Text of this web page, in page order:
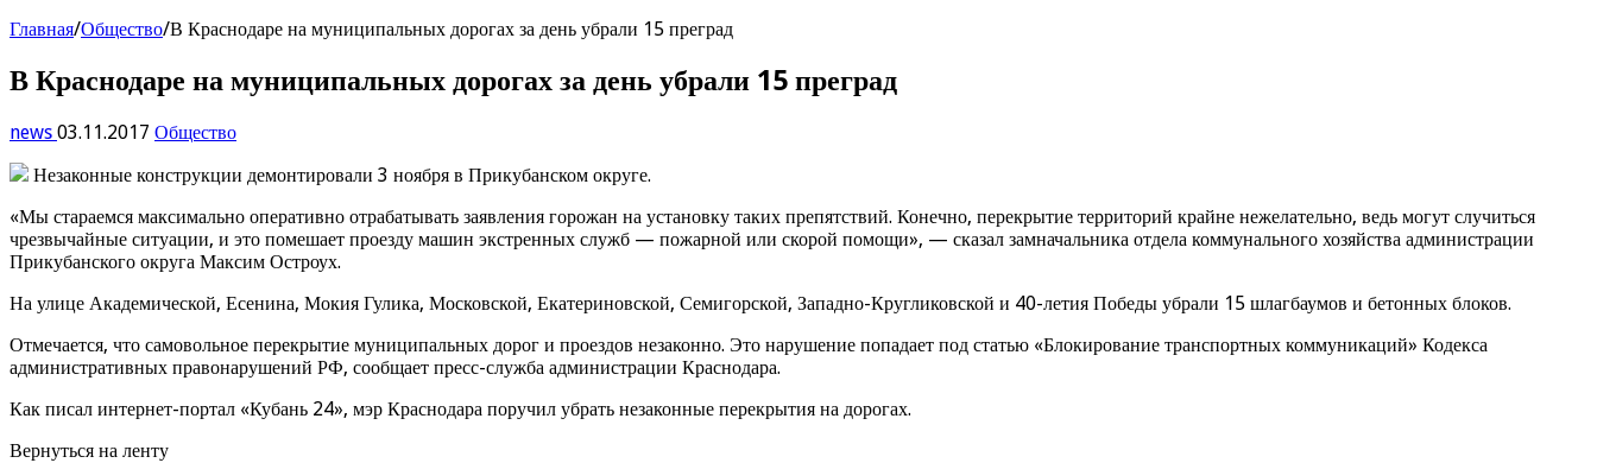
Главная/Общество/В Краснодаре на муниципальных дорогах за день убрали 15 преград
В Краснодаре на муниципальных дорогах за день убрали 15 преград
news 03.11.2017 Общество
Незаконные конструкции демонтировали 3 ноября в Прикубанском округе.
«Мы стараемся максимально оперативно отрабатывать заявления горожан на установку таких препятствий. Конечно, перекрытие территорий крайне нежелательно, ведь могут случиться
чрезвычайные ситуации, и это помешает проезду машин экстренных служб — пожарной или скорой помощи», — сказал замначальника отдела коммунального хозяйства администрации
Прикубанского округа Максим Остроух.
На улице Академической, Есенина, Мокия Гулика, Московской, Екатериновской, Семигорской, Западно-Кругликовской и 40-летия Победы убрали 15 шлагбаумов и бетонных блоков.
Отмечается, что самовольное перекрытие муниципальных дорог и проездов незаконно. Это нарушение попадает под статью «Блокирование транспортных коммуникаций» Кодекса
административных правонарушений РФ, сообщает пресс-служба администрации Краснодара.
Как писал интернет-портал «Кубань 24», мэр Краснодара поручил убрать незаконные перекрытия на дорогах.
Вернуться на ленту